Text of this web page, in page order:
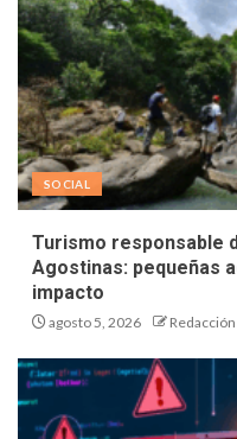
SOCIAL
Turismo responsable
Agostinas: pequeñas
impacto
agosto 5, 2026